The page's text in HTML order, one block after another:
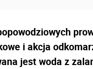
i akcja
jest woda z